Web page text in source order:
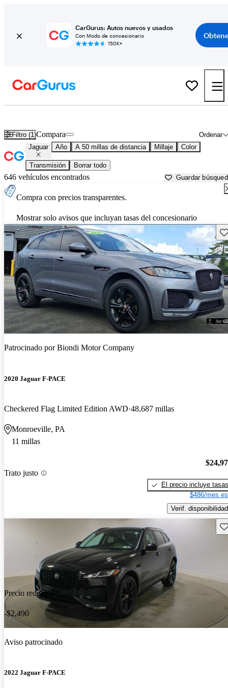
CarGurus: Autos nuevos y usados
Con Modo de concesionario
150K+
Filtro (1) Ordenar
Compara
Jaguar Año A 50 millas de distancia Millaje Color
Transmisión Borrar todo
646 vehículos encontrados Guardar
Compra con precios transparentes.
Mostrar solo avisos que incluyan tasas del concesionario
Patrocinado porBiondi Motor Company
2020 Jaguar F-PACE
Checkered Flag Limited Edition AWD 48,687 millas
Monroeville, PA
11 millas
Trato justo
El precio incluye tasas
$486/mes
Verif. disponibilidad
Precio reducido
-$2,490
Aviso patrocinado
2022 Jaguar F-PACE